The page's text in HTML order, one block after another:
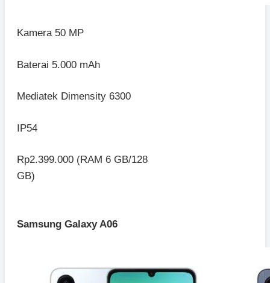
Kamera 50 MP
Baterai 5.000 mAh
Mediatek Dimensity 6300
IP54
Rp2.399.000 (RAM 6 GB/128
GB)
Samsung Galaxy A06